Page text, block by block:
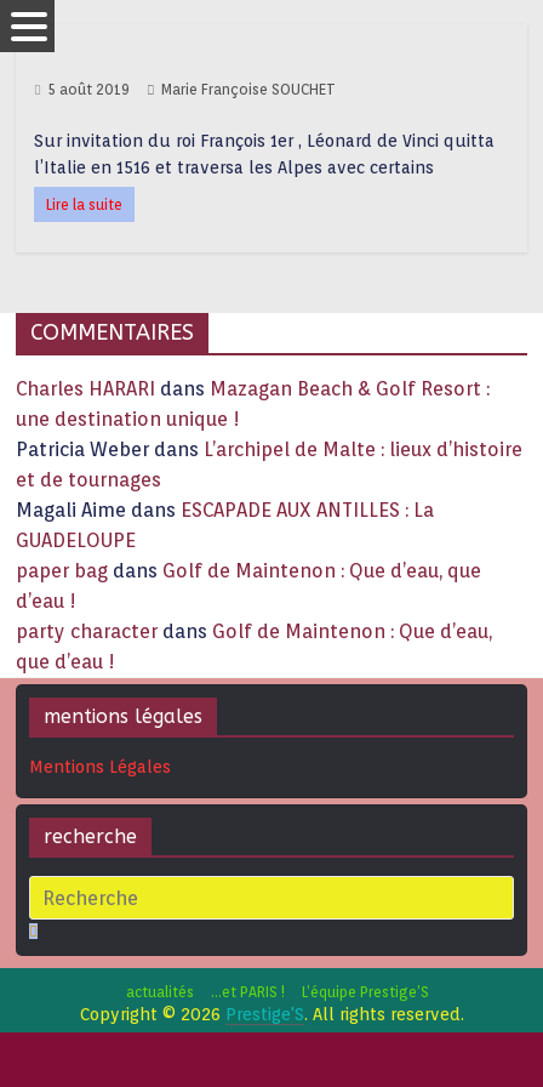
5 août 2019 Marie Françoise SOUCHET
Sur invitation du roi François 1er , Léonard de Vinci quitta
l’Italie en 1516 et traversa les Alpes avec certains
Lire la suite
COMMENTAIRES
Charles HARARI dans Mazagan Beach & Golf Resort :
une destination unique !
Patricia Weber dans L’archipel de Malte : lieux d’histoire
et de tournages
Magali Aime dans ESCAPADE AUX ANTILLES : La
GUADELOUPE
paper bag dans Golf de Maintenon : Que d’eau, que
d’eau !
party character dans Golf de Maintenon : Que d’eau,
que d’eau !
mentions légales
Mentions Légales
recherche
actualités …et PARIS ! L’équipe Prestige’S
Copyright © 2026 Prestige'S. All rights reserved.